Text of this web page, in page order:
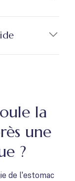
la
une
?
de l'estomac